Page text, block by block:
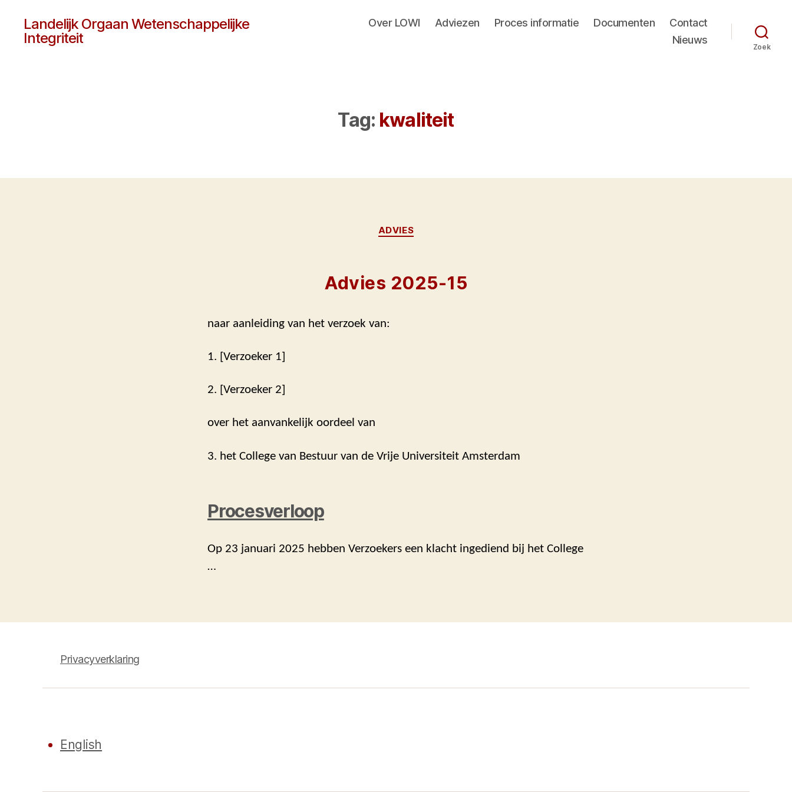
Landelijk Orgaan Wetenschappelijke
Integriteit
Over LOWI Adviezen Proces informatie Documenten
Contact
Nieuws
Zoek
Tag: kwaliteit
Categorieën
ADVIES
Advies 2025-15
naar aanleiding van het verzoek van:
1. [Verzoeker 1]
2. [Verzoeker 2]
over het aanvankelijk oordeel van
3. het College van Bestuur van de Vrije Universiteit Amsterdam
Procesverloop
Op 23 januari 2025 hebben Verzoekers een klacht ingediend bij het College
…
Privacyverklaring
English